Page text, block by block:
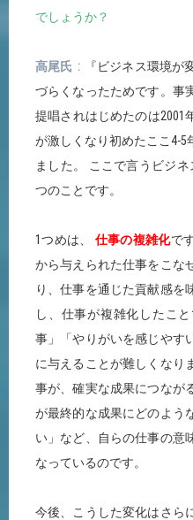
でしょうか？
高尾氏
『ビジネス環境が
づらくなったためです。事
提唱されはじめたのは2001
が激しくなり初めたここ4-5
ました。 ここで言うビジ
つのことです。
1つめは、 仕事の複雑化で
から与えられた仕事をこな
り、仕事を通じた貢献感を
し、仕事が複雑化したこ
事」「やりがいを感じやす
に与えることが難しくなり
事が、確実な成果につなが
が最終的な成果にどのよう
い」など、自らの仕事の意
なっているのです。
今後、こうした変化はさら